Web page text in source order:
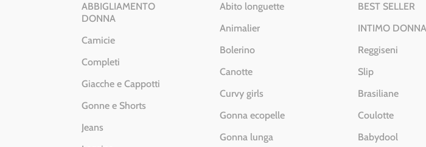
ABBIGLIAMENTO
DONNA
Camicie
Completi
Giacche e Cappotti
Gonne e Shorts
Jeans
Abito longuette
Animalier
Bolerino
Canotte
Curvy girls
Gonna ecopelle
Gonna lunga
BEST SELLER
INTIMO DONNA
Reggiseni
Slip
Brasiliane
Coulotte
Babydool